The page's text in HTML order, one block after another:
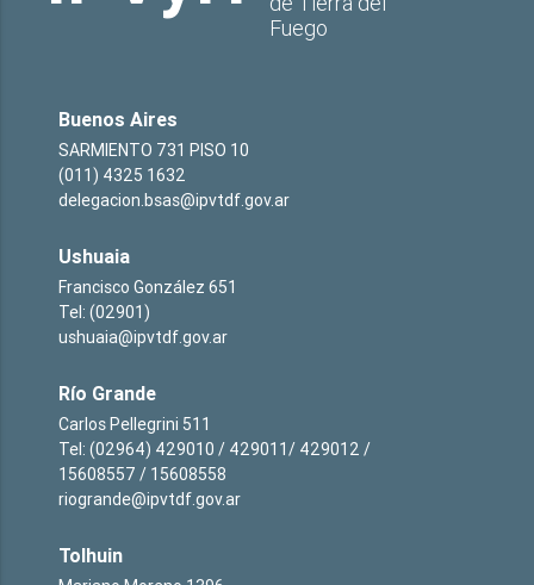
Fuego
Buenos Aires
SARMIENTO 731 PISO 10
(011) 4325 1632
delegacion.bsas@ipvtdf.gov.ar
Ushuaia
Francisco González 651
Tel: (02901)
ushuaia@ipvtdf.gov.ar
Río Grande
Carlos Pellegrini 511
Tel: (02964) 429010 / 429011/ 429012 /
15608557 / 15608558
riogrande@ipvtdf.gov.ar
Tolhuin